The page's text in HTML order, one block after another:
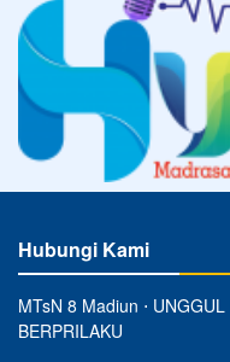
Hubungi Kami
MTsN 8 Madiun ⋅
BERPRILAKU